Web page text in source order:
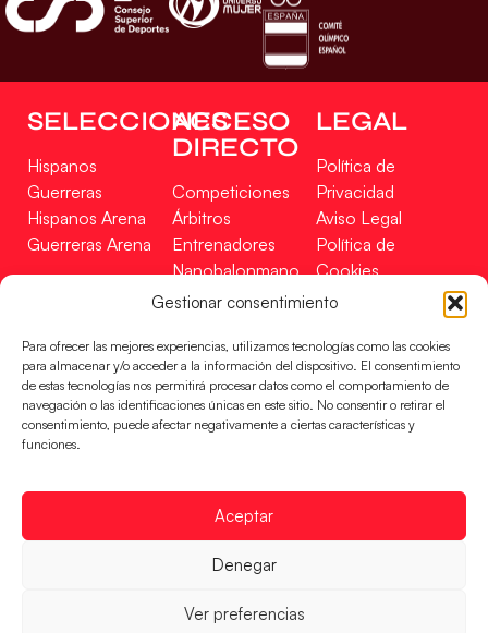
Gestionar consentimiento
Para ofrecer las mejores experiencias, utilizamos tecnologías como las cookies
para almacenar y/o acceder a la información del dispositivo. El consentimiento
de estas tecnologías nos permitirá procesar datos como el comportamiento de
navegación o las identificaciones únicas en este sitio. No consentir o retirar el
consentimiento, puede afectar negativamente a ciertas características y
funciones.
Aceptar
Denegar
Ver preferencias
SELECCIONES
Hispanos
Guerreras
Hispanos Arena
Guerreras Arena
ACCESO
DIRECTO
Competiciones
Árbitros
Entrenadores
Nanobalonmano
Tienda
LEGAL
Política de
Privacidad
Aviso Legal
Política de
Cookies
Mapa Web
Incidencias
CONTACTO
EN
FINANCIADO
RFEBM © 2024. Todos los derechos reservados –